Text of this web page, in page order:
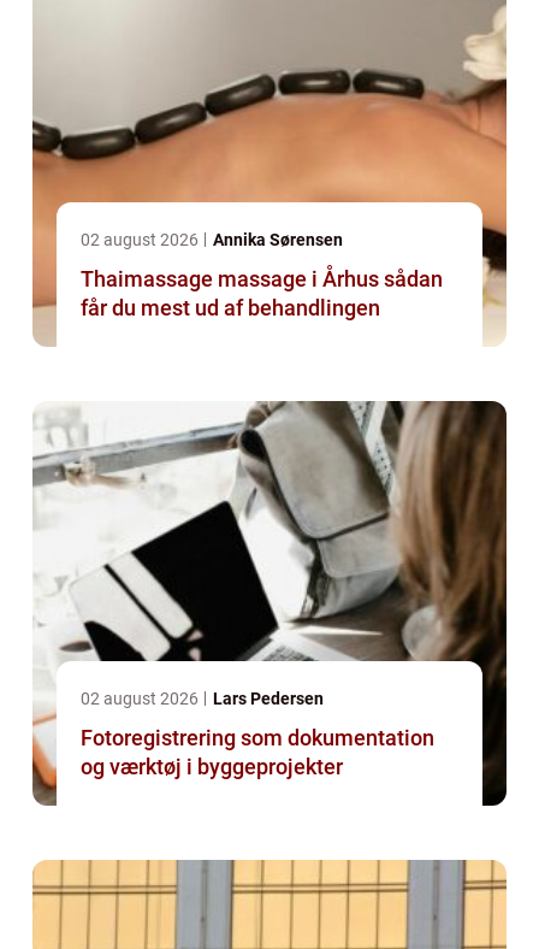
02 august 2026 Annika Sørensen
Thaimassage massage i Århus sådan
får du mest ud af behandlingen
02 august 2026 Lars Pedersen
Fotoregistrering som dokumentation
og værktøj i byggeprojekter